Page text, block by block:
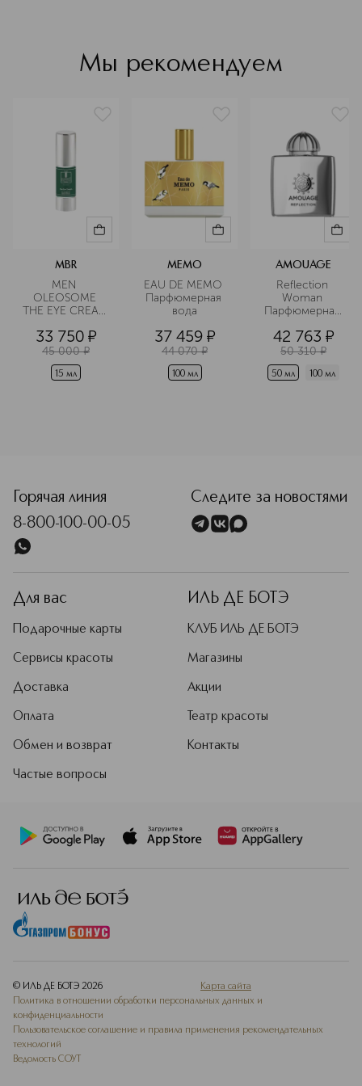
Мы рекомендуем
MBR
MEN
OLEOSOME
THE EYE CREAM
области вокруг
глаз
разглаживающий
33 750 ¤
45 000 ¤
15 мл
MEMO
EAU DE MEMO
Парфюмерная
вода
37 459 ¤
44 070 ¤
100 мл
AMOUAGE
Reflection
Woman
Парфюмерная
42 763 ¤
50 310 ¤
50 мл 100 мл
Горячая линия
8-800-100-00-05
Следите за новостями
Для вас
Подарочные карты
Сервисы красоты
Доставка
Оплата
Обмен и возврат
Частые вопросы
ИЛЬ ДЕ БОТЭ
КЛУБ ИЛЬ ДЕ БОТЭ
Магазины
Акции
Театр красоты
Контакты
© ИЛЬ ДЕ БОТЭ 2026
Карта сайта
Политика в отношении обработки персональных данных и
конфиденциальности
Пользовательское соглашение и правила применения рекомендательных
технологий
Ведомость СОУТ